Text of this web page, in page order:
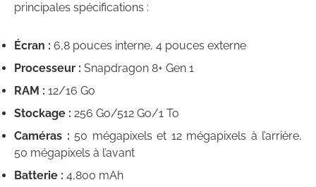
principales spécifications :
Écran : 6,8 pouces interne, 4 pouces externe
Processeur : Snapdragon 8+ Gen 1
RAM : 12/16 Go
Stockage : 256 Go/512 Go/1 To
Caméras : 50 mégapixels et 12 mégapixels à l’arrière,
50 mégapixels à l’avant
Batterie : 4,800 mAh